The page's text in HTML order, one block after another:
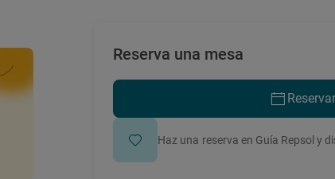
Reserva una mesa
Reservar
Haz una reserva en Guía Repsol y